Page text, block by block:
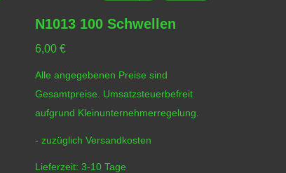
N1013 100 Schwellen
6,00€
Alle angegebenen Preise sind
Gesamtpreise. Umsatzsteuerbefreit
aufgrund Kleinunternehmerregelung.
- zuzüglichVersandkosten
Lieferzeit:3-10 Tage